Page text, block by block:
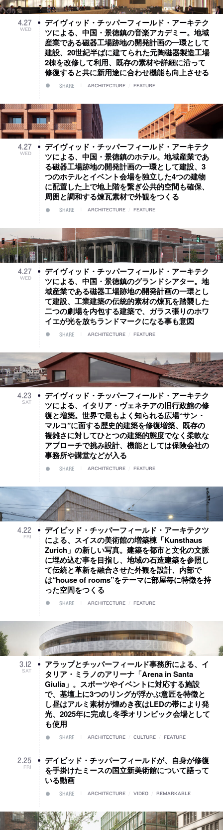
4.27
WED
デイヴィッド・チッパーフィールド・アーキテク
ツによる、中国・景徳鎮の音楽アカデミー。地域
産業である磁器工場跡地の開発計画の一環として
建設、20世紀半ばに建てられた元陶磁器製造工場
2棟を改修して利用、既存の素材や詳細に沿って
修復すると共に新用途に合わせ機能も向上させる
SHARE ARCHITECTURE FEATURE
4.27
WED
デイヴィッド・チッパーフィールド・アーキテク
ツによる、中国・景徳鎮のホテル。地域産業であ
る磁器工場跡地の開発計画の一環として建設、3
つのホテルとイベント会場を独立した4つの建物
に配置した上で地上階を繋ぎ公共的空間も確保、
周囲と調和する煉瓦素材で外観をつくる
SHARE ARCHITECTURE FEATURE
4.27
WED
デイヴィッド・チッパーフィールド・アーキテク
ツによる、中国・景徳鎮のグランドシアター。地
域産業である磁器工場跡地の開発計画の一環とし
て建設、工業建築の伝統的素材の煉瓦を踏襲した
二つの劇場を内包する建築で、ガラス張りのホワ
イエが光を放ちランドマークになる事も意図
SHARE ARCHITECTURE FEATURE
4.23
SAT
デイヴィッド・チッパーフィールド・アーキテク
ツによる、イタリア・ヴェネチアの旧行政館の修
復と増築。世界で最もよく知られる広場“サン・
マルコ”に面する歴史的建築を修復増築、既存の
複雑さに対してひとつの建築的態度でなく柔軟な
アプローチで挑み設計、機能としては保険会社の
事務所や講堂などが入る
SHARE ARCHITECTURE FEATURE
4.22
FRI
デイビッド・チッパーフィールド・アーキテクツ
による、スイスの美術館の増築棟「Kunsthaus
Zurich」の新しい写真。建築を都市と文化の文脈
に埋め込む事を目指し、地域の石造建築を参照し
て伝統と革新を融合させた外観を設計、内部で
は“house of rooms”をテーマに部屋毎に特徴を持
った空間をつくる
SHARE ARCHITECTURE FEATURE
3.12
SAT
アラップとチッパーフィールド事務所による、イ
タリア・ミラノのアリーナ「Arena in Santa
Giulia」。スポーツやイベントに対応する施設
で、基壇上に3つのリングが浮かぶ意匠を特徴と
し昼はアルミ素材が煌めき夜はLEDの帯により発
光、2025年に完成し冬季オリンピック会場として
も使用
SHARE ARCHITECTURE CULTURE FEATURE
2.25
FRI
デイビッド・チッパーフィールドが、自身が修復
を手掛けたミースの国立新美術館について語って
いる動画
SHARE ARCHITECTURE VIDEO REMARKABLE